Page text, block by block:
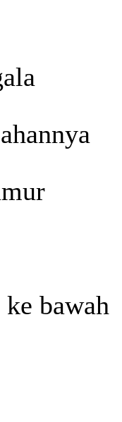
bawah